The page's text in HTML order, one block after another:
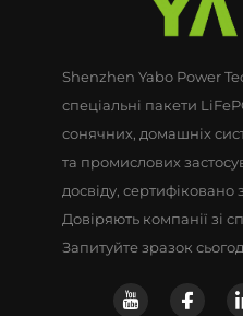
Shenzhen Yabo Power
спеціальні пакети
сонячних, домашніх
та промислових
досвіду, сертифіковано
Довіряють компанії зі
Запитуйте зразок